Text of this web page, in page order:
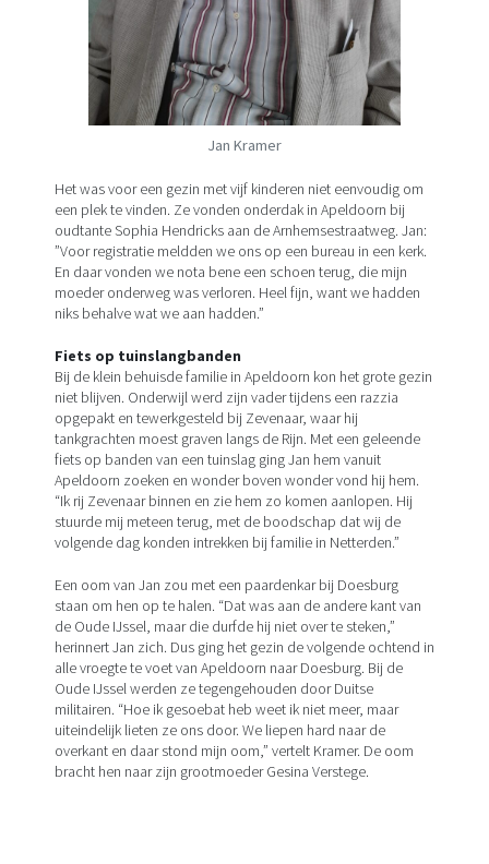
Het was voor een gezin met vijf kinderen niet eenvoudig om
een plek te vinden. Ze vonden onderdak in Apeldoorn bij
oudtante Sophia Hendricks aan de Arnhemsestraatweg. Jan:
”Voor registratie meldden we ons op een bureau in een kerk.
En daar vonden we nota bene een schoen terug, die mijn
moeder onderweg was verloren. Heel fijn, want we hadden
niks behalve wat we aan hadden.”
Fiets op tuinslangbanden
Bij de klein behuisde familie in Apeldoorn kon het grote gezin
niet blijven. Onderwijl werd zijn vader tijdens een razzia
opgepakt en tewerkgesteld bij Zevenaar, waar hij
tankgrachten moest graven langs de Rijn. Met een geleende
fiets op banden van een tuinslag ging Jan hem vanuit
Apeldoorn zoeken en wonder boven wonder vond hij hem.
“Ik rij Zevenaar binnen en zie hem zo komen aanlopen. Hij
stuurde mij meteen terug, met de boodschap dat wij de
volgende dag konden intrekken bij familie in Netterden.”
Een oom van Jan zou met een paardenkar bij Doesburg
staan om hen op te halen. “Dat was aan de andere kant van
de Oude IJssel, maar die durfde hij niet over te steken,”
herinnert Jan zich. Dus ging het gezin de volgende ochtend in
alle vroegte te voet van Apeldoorn naar Doesburg. Bij de
Oude IJssel werden ze tegengehouden door Duitse
militairen. “Hoe ik gesoebat heb weet ik niet meer, maar
uiteindelijk lieten ze ons door. We liepen hard naar de
overkant en daar stond mijn oom,” vertelt Kramer. De oom
bracht hen naar zijn grootmoeder Gesina Verstege.
Jan Kramer